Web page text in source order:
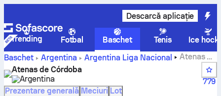
Descarcă aplicație
Trending Fotbal Baschet Tenis
Ice
Baschet
Argentina Argentina Liga Nacional
Atenas de
Córdoba scoruri, clasamente, program și jucători
Atenas de Córdoba
Argentina
779
Prezentare generală Meciuri Lot